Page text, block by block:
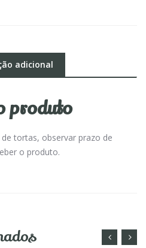
adicional
produto
tortas, observar prazo de
o produto.